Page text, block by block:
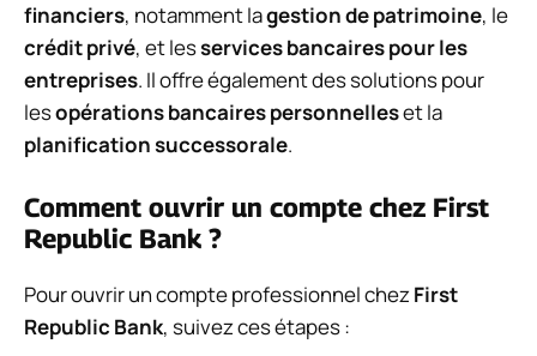
financiers, notamment lagestion de patrimoine, le
crédit privé, et lesservices bancaires pour les
entreprises. Il offre également des solutions pour
lesopérations bancaires personnelleset la
planification successorale.
Comment ouvrir un compte chez First
Republic Bank ?
Pour ouvrir un compte professionnel chezFirst
Republic Bank, suivez ces étapes :